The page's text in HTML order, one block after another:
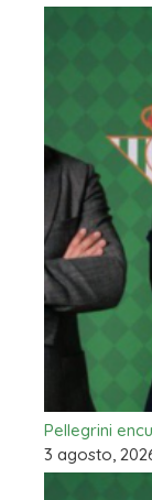
Pellegrini
3 agosto,